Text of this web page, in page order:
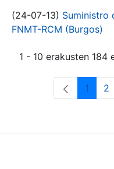
(24-07-13) Suministro
FNMT-RCM (Burgos)
1 - 10 erakusten 184
1 2